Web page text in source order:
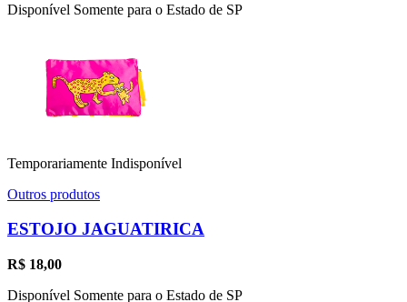
Disponível Somente para o Estado de SP
Temporariamente Indisponível
Outros produtos
ESTOJO JAGUATIRICA
R$ 18,00
Disponível Somente para o Estado de SP